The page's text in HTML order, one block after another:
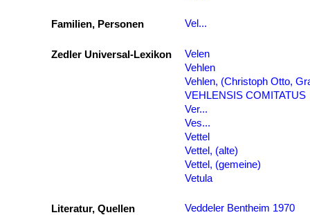
Familien, Personen Vel...
Zedler Universal-Lexikon
Velen
Vehlen
Vehlen, (Christoph Otto,
VEHLENSIS COMITATUS
Ver...
Ves...
Vettel
Vettel, (alte)
Vettel, (gemeine)
Vetula
Literatur, Quellen
Veddeler Bentheim 1970